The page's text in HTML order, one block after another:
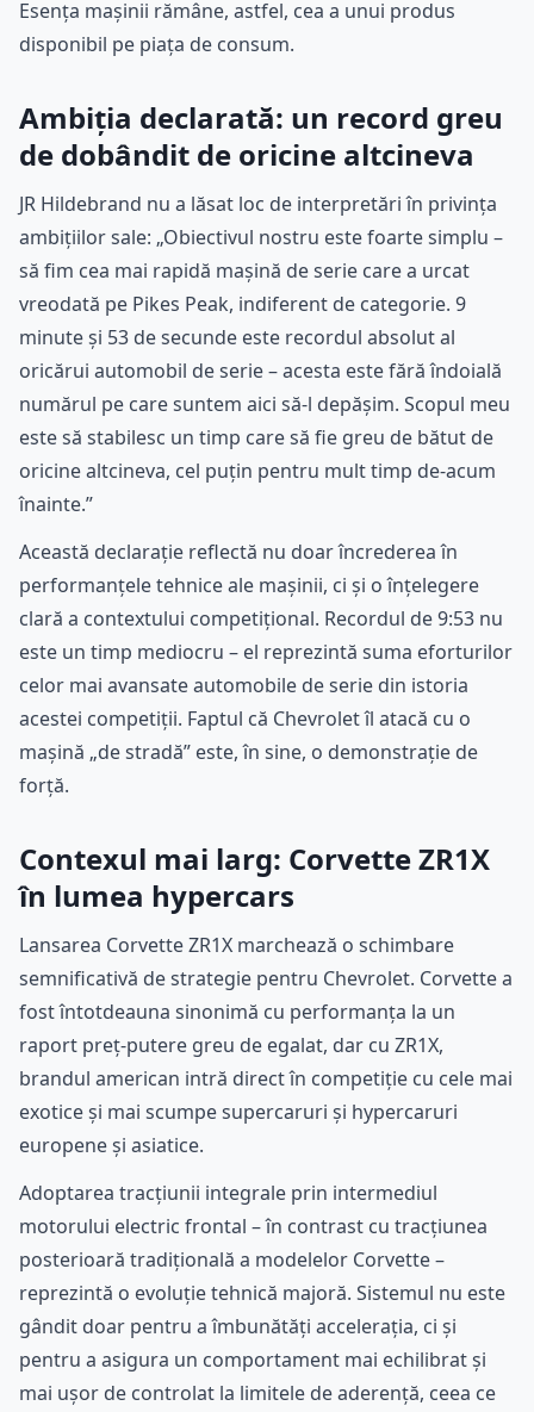
Esența mașinii rămâne, astfel, cea a unui produs
disponibil pe piața de consum.
Ambiția declarată: un record greu
de dobândit de oricine altcineva
JR Hildebrand nu a lăsat loc de interpretări în privința
ambițiilor sale: „Obiectivul nostru este foarte simplu –
să fim cea mai rapidă mașină de serie care a urcat
vreodată pe Pikes Peak, indiferent de categorie. 9
minute și 53 de secunde este recordul absolut al
oricărui automobil de serie – acesta este fără îndoială
numărul pe care suntem aici să-l depășim. Scopul meu
este să stabilesc un timp care să fie greu de bătut de
oricine altcineva, cel puțin pentru mult timp de-acum
înainte.”
Această declarație reflectă nu doar încrederea în
performanțele tehnice ale mașinii, ci și o înțelegere
clară a contextului competițional. Recordul de 9:53 nu
este un timp mediocru – el reprezintă suma eforturilor
celor mai avansate automobile de serie din istoria
acestei competiții. Faptul că Chevrolet îl atacă cu o
mașină „de stradă” este, în sine, o demonstrație de
forță.
Contexul mai larg: Corvette ZR1X
în lumea hypercars
Lansarea Corvette ZR1X marchează o schimbare
semnificativă de strategie pentru Chevrolet. Corvette a
fost întotdeauna sinonimă cu performanța la un
raport preț-putere greu de egalat, dar cu ZR1X,
brandul american intră direct în competiție cu cele mai
exotice și mai scumpe supercaruri și hypercaruri
europene și asiatice.
Adoptarea tracțiunii integrale prin intermediul
motorului electric frontal – în contrast cu tracțiunea
posterioară tradițională a modelelor Corvette –
reprezintă o evoluție tehnică majoră. Sistemul nu este
gândit doar pentru a îmbunătăți accelerația, ci și
pentru a asigura un comportament mai echilibrat și
mai ușor de controlat la limitele de aderență, ceea ce